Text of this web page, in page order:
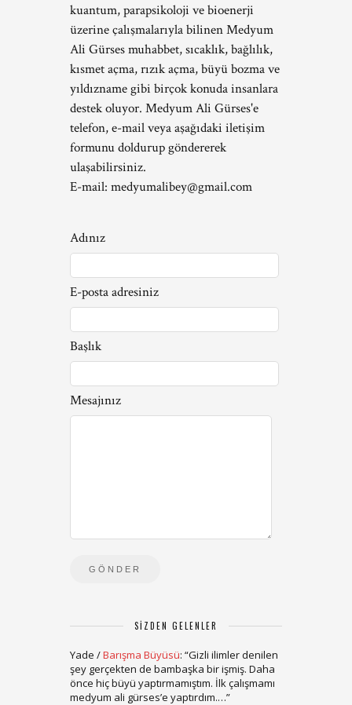
kuantum, parapsikoloji ve bioenerji
üzerine çalışmalarıyla bilinen Medyum
Ali Gürses muhabbet, sıcaklık, bağlılık,
kısmet açma, rızık açma, büyü bozma ve
yıldızname gibi birçok konuda insanlara
destek oluyor. Medyum Ali Gürses'e
telefon, e-mail veya aşağıdaki iletişim
formunu doldurup göndererek
ulaşabilirsiniz.
E-mail: medyumalibey@gmail.com
Adınız
E-posta adresiniz
Başlık
Mesajınız
SIZDEN GELENLER
Yade /Barışma Büyüsü: “Gizli ilimler denilen
şey gerçekten de bambaşka bir işmiş. Daha
önce hiç büyü yaptırmamıştım. İlk çalışmamı
medyum ali gürses’e yaptırdım.…”